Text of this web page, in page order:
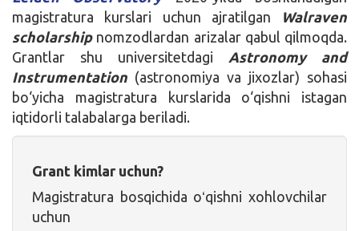
magistratura kurslari uchun ajratilgan
Walraven
scholarship nomzodlardan arizalar qabul qilmoqda.
Grantlar shu universitetdagi Astronomy and
Instrumentation (astronomiya va jixozlar) sohasi
bo‘yicha magistratura kurslarida o‘qishni istagan
iqtidorli talabalarga beriladi.
Grant kimlar uchun?
Magistratura bosqichida oʻqishni xohlovchilar
uchun